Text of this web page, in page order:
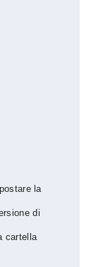
la
di
cartella